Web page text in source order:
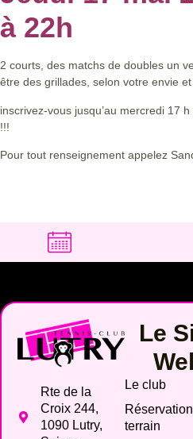
à 22h
2 courts, des matchs de doubles un
être des grillades, selon votre envie
inscrivez-vous jusqu’au mercredi 17
!!!
Pour tout renseignement appelez
Rte de la
Croix 244,
1090 Lutry,
Le
Le club
Réservation
terrain